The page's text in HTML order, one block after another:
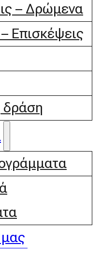
– Δρώμενα
Επισκέψεις
δράση